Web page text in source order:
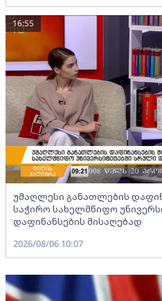
უმაღლესი განათლების
საჭირო სახელმწიფო
დაფინანსების მისაღებად
16:55
2026/08/06 10:07